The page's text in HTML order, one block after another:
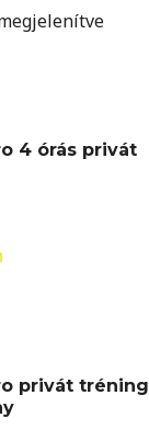
4 órás privát
privát tréning